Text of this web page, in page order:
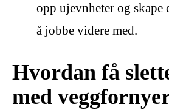
opp ujevnheter og skape
å jobbe videre med.
Hvordan få
med